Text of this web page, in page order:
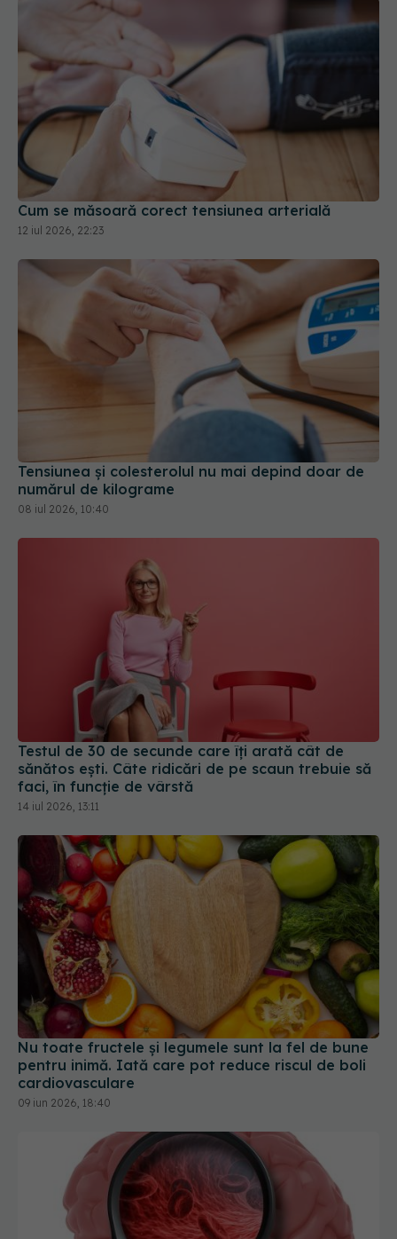
Cum se măsoară corect tensiunea arterială
12 iul 2026, 22:23
Tensiunea și colesterolul nu mai depind doar de
numărul de kilograme
08 iul 2026, 10:40
Testul de 30 de secunde care îți arată cât de
sănătos ești. Câte ridicări de pe scaun trebuie să
faci, în funcție de vârstă
14 iul 2026, 13:11
Nu toate fructele și legumele sunt la fel de bune
pentru inimă. Iată care pot reduce riscul de boli
cardiovasculare
09 iun 2026, 18:40